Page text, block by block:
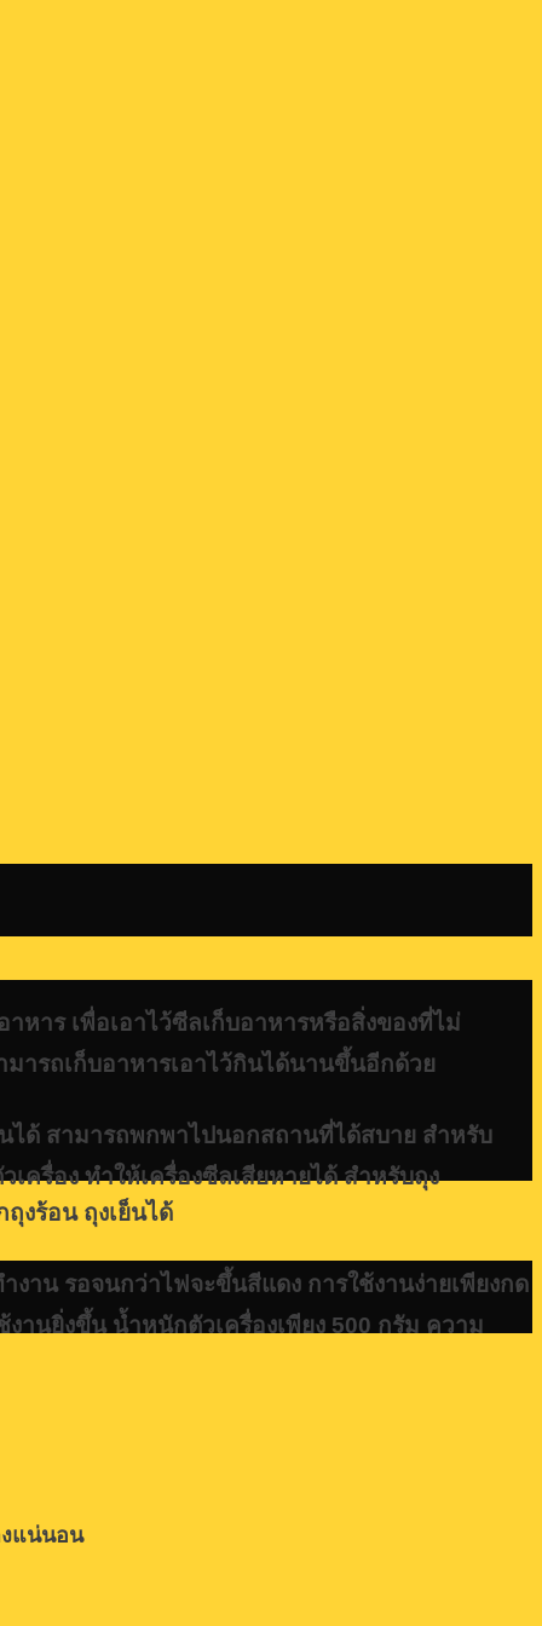
หาร เพื่อเอาไว้ซีลเก็บอาหารหรือสิ่งของที่ไม่
ารถเก็บอาหารเอาไว้กินได้นานขึ้นอีกด้วย
ด้ สามารถพกพาไปนอกสถานที่ได้สบาย สำหรับ
ครื่อง ทำให้เครื่องซีลเสียหายได้ สำหรับถุง
งร้อน ถุงเย็นได้
าน รอจนกว่าไฟจะขึ้นสีแดง การใช้งานง่ายเพียงกด
านยิ่งขึ้น น้ำหนักตัวเครื่องเพียง 500 กรัม ความ
แน่นอน